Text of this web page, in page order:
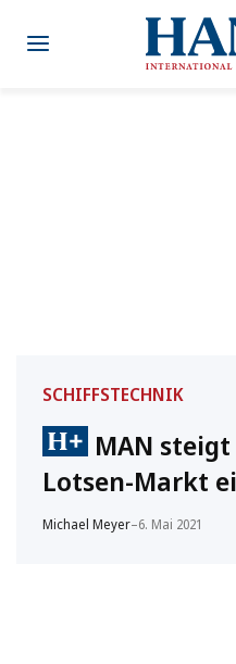
Inhalt
SCHIFFSTECHNIK
MAN
Lotsen-Markt
Michael Meyer–6. Mai 2021